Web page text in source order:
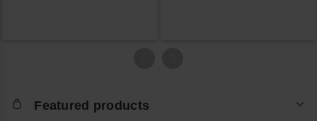
Featured products